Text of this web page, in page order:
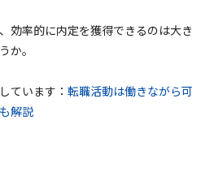
効率的に内定を獲得できるのは大き
か。
ています： 転職活動は働きながら可
解説